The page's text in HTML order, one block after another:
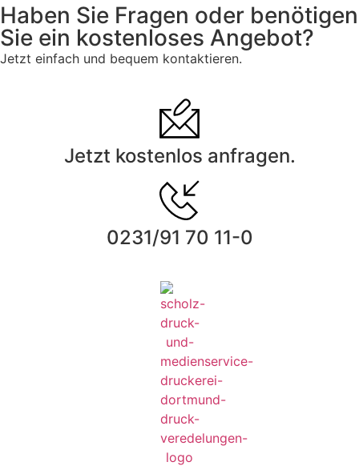
Haben Sie Fragen oder benötigen
Sie ein kostenloses Angebot?
Jetzt einfach und bequem kontaktieren.
Jetzt kostenlos anfragen.
0231/91 70 11-0